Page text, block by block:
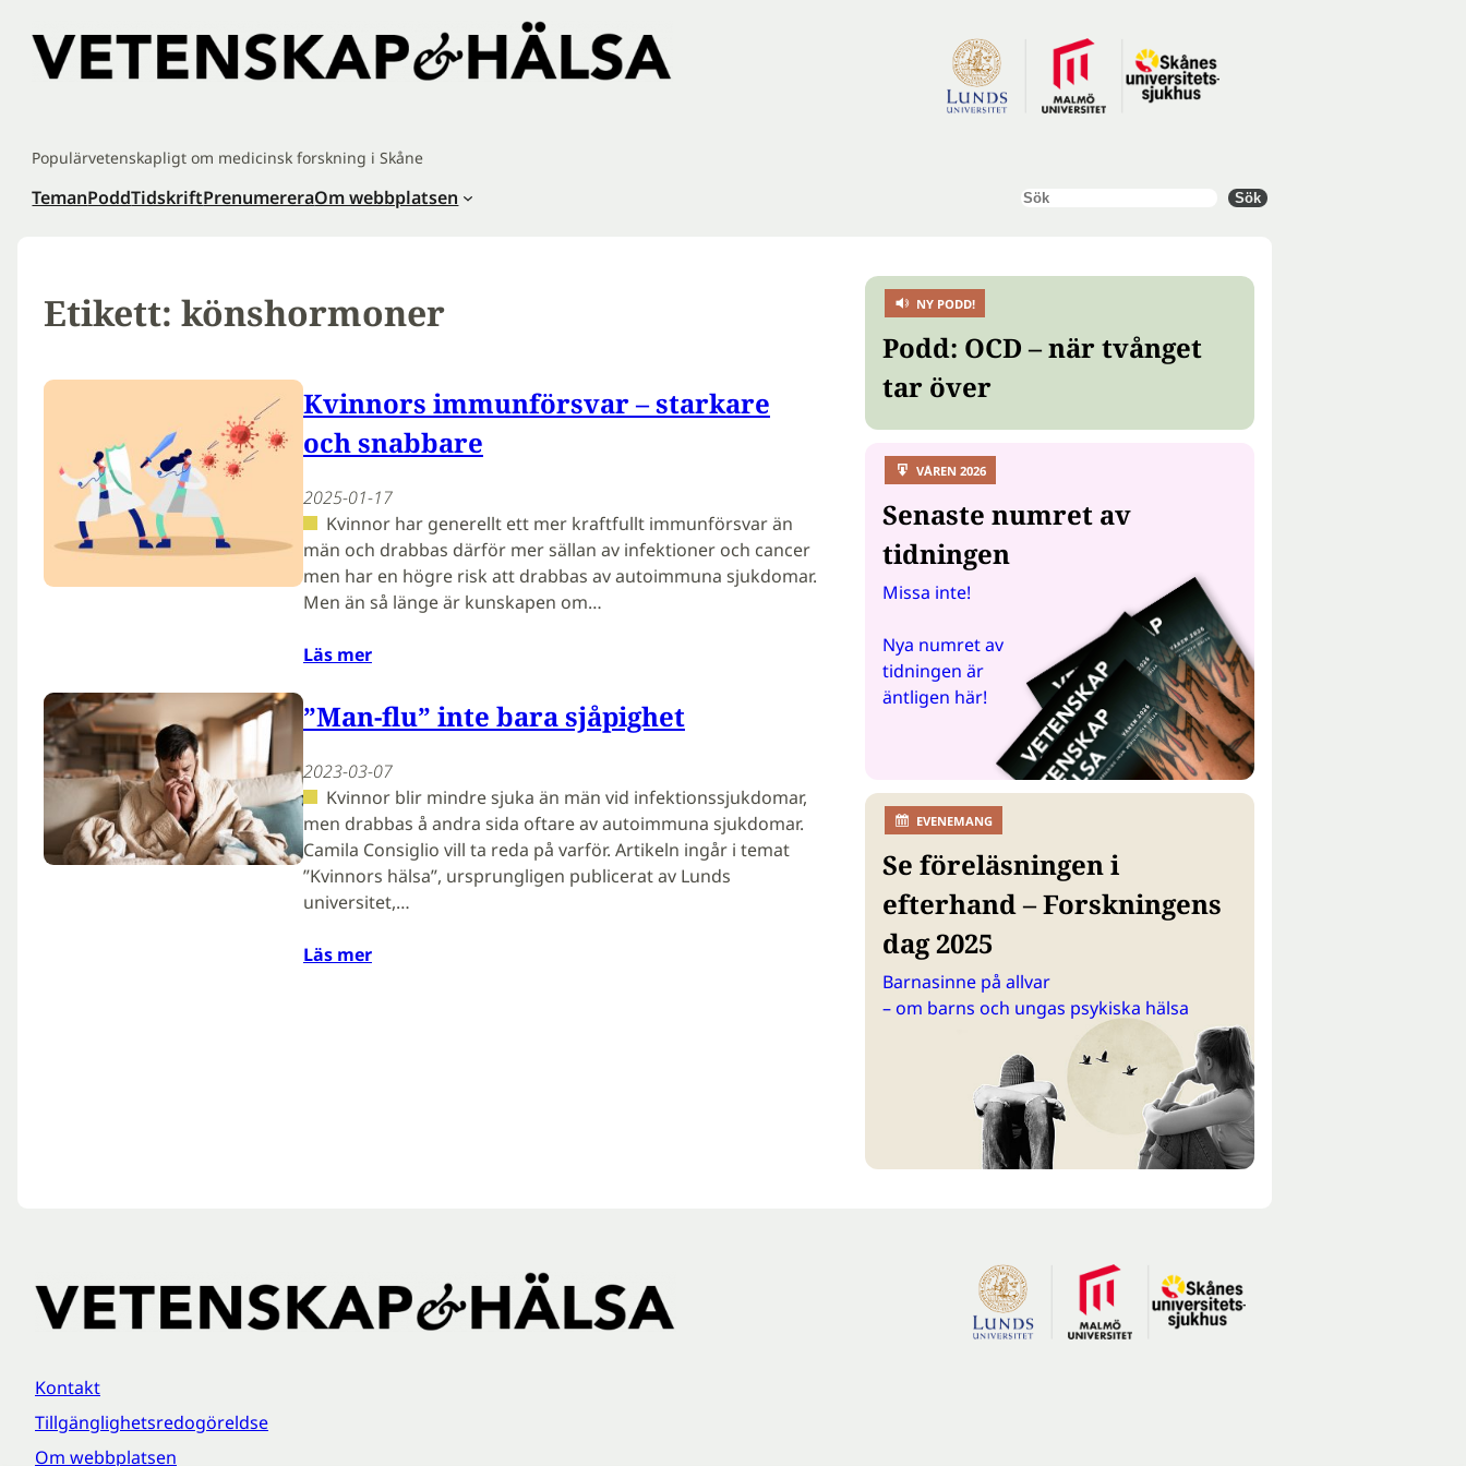
innehåll
Populärvetenskapligt om medicinsk forskning i Skåne
TemanPoddTidskriftPrenumereraOm webbplatsen Sök Sök
Etikett: könshormoner
Kvinnors immunförsvar – starkare
och snabbare
2025-01-17
Kvinnor har generellt ett mer kraftfullt immunförsvar än
män och drabbas därför mer sällan av infektioner och cancer
men har en högre risk att drabbas av autoimmuna sjukdomar.
Men än så länge är kunskapen om…
Läs mer
”Man-flu” inte bara sjåpighet
2023-03-07
Kvinnor blir mindre sjuka än män vid infektionssjukdomar,
men drabbas å andra sida oftare av autoimmuna sjukdomar.
Camila Consiglio vill ta reda på varför. Artikeln ingår i temat
”Kvinnors hälsa”, ursprungligen publicerat av Lunds
universitet,…
Läs mer
NY PODD!
Podd: OCD – när tvånget
tar över
VÅREN 2026
Senaste numret av
tidningen
Missa inte!
Nya numret av
tidningen är
äntligen här!
EVENEMANG
Se föreläsningen i
efterhand – Forskningens
dag 2025
Barnasinne på allvar
– om barns och ungas psykiska hälsa
Kontakt
Tillgänglighetsredogöreldse
Om webbplatsen